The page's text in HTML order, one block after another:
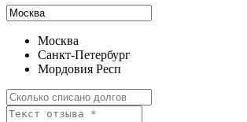
Москва
Санкт-Петербург
Мордовия Респ